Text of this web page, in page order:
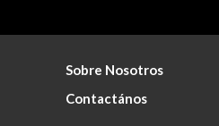
Sobre Nosotros
Contactános